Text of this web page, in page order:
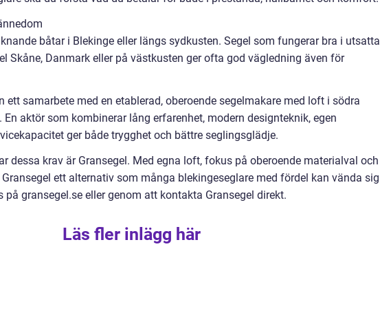
båtar i Blekinge eller längs sydkusten. Segel som fungerar bra i utsatta
Skåne, Danmark eller på västkusten ger ofta god vägledning även för
ett samarbete med en etablerad, oberoende segelmakare med loft i södra
aktör som kombinerar lång erfarenhet, modern designteknik, egen
ger både trygghet och bättre seglingsglädje.
dessa krav är Gransegel. Med egna loft, fokus på oberoende materialval och
ett alternativ som många blekingeseglare med fördel kan vända sig
gransegel.se eller genom att kontakta Gransegel direkt.
Läs fler inlägg här